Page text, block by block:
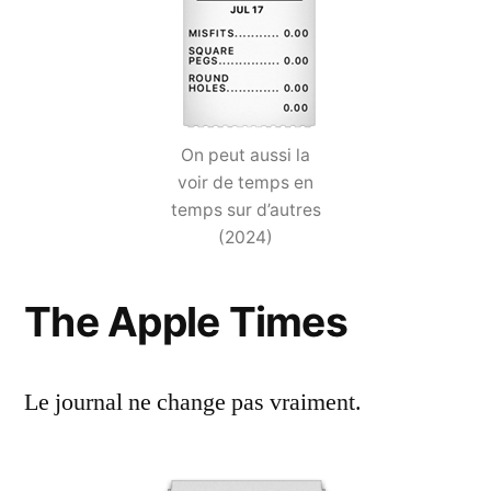
On peut aussi la
voir de temps en
temps sur d’autres
(2024)
The Apple Times
Le journal ne change pas vraiment.